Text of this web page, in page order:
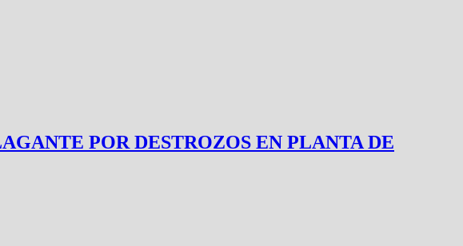
POR DESTROZOS EN PLANTA DE